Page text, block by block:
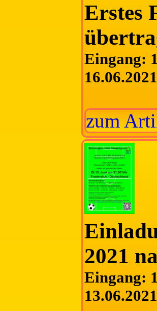
Erstes
Eingang:
16.06.2021
zum
2021
Eingang:
13.06.2021